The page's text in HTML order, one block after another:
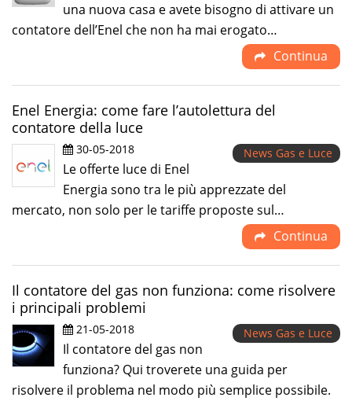
una nuova casa e avete bisogno di attivare un
contatore dell’Enel che non ha mai erogato…
Continua
Enel Energia: come fare l’autolettura del
contatore della luce
30-05-2018 News Gas e Luce
Le offerte luce di Enel
Energia sono tra le più apprezzate del
mercato, non solo per le tariffe proposte sul…
Continua
Il contatore del gas non funziona: come risolvere
i principali problemi
21-05-2018 News Gas e Luce
Il contatore del gas non
funziona? Qui troverete una guida per
risolvere il problema nel modo più semplice possibile.